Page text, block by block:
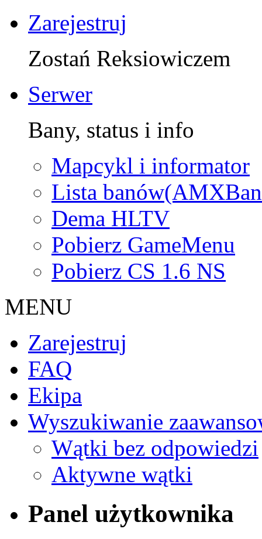
Zarejestruj
Zostań Reksiowiczem
Serwer
Bany, status i info
Mapcykl i informator
Lista
Dema HLTV
Pobierz GameMenu
Pobierz CS 1.6 NS
MENU
Zarejestruj
FAQ
Ekipa
Wyszukiwanie
Wątki bez odpowiedzi
Aktywne wątki
Panel użytkownika